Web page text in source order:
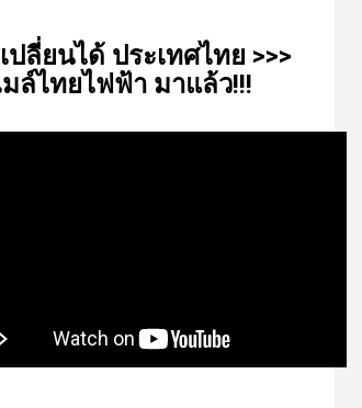
เปลี่ยน​ได้​ ประเทศ​ไทย​ >>>
มล์​ไทย​ไฟฟ้า​ มาแล้ว!!!